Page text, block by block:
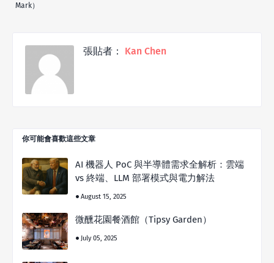
Mark）
張貼者： Kan Chen
你可能會喜歡這些文章
AI 機器人 PoC 與半導體需求全解析：雲端
vs 終端、LLM 部署模式與電力解法
August 15, 2025
微醺花園餐酒館（Tipsy Garden）
July 05, 2025